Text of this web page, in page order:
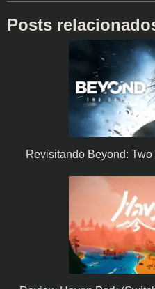
Posts
Revisitando Beyond: